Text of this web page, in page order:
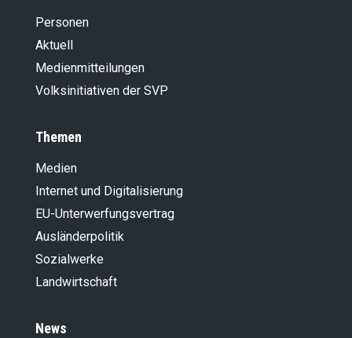
Personen
Aktuell
Medienmitteilungen
Volksinitiativen der SVP
Themen
Medien
Internet und Digitalisierung
EU-Unterwerfungsvertrag
Ausländer­politik
Sozialwerke
Landwirt­schaft
News